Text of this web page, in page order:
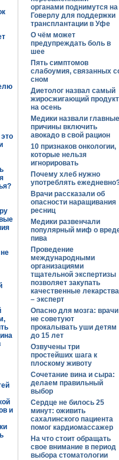
органами поднимутся на
Говерлу для поддержки
трансплантации в Уфе
О чём может
предупреждать боль в
шее
Пять симптомов
слабоумия, связанных
сном
Диетолог назвал самый
жиросжигающий продукт
на осень
Медики назвали главные
причины включить
авокадо в свой рацион
10 признаков онкологии,
которые нельзя
игнорировать
Почему хлеб нужно
употреблять
Врачи рассказали об
опасности наращивания
ресниц
Медики развенчали
популярный миф о
пива
Проведение
международными
организациями
тщательной экспертизы
позволяет закупать
качественные лекарства
– эксперт
Опасно для мозга: врачи
не советуют
прокалывать уши детям
до 15 лет
Озвучены три
простейших шага к
плоскому животу
Сочетание вина и сыра:
делаем правильный
выбор
Сердце не билось 25
минут: оживить
сахалинского пациента
помог кардиомассажер
На что стоит обращать
свое внимание в период
выбора стоматологии
и